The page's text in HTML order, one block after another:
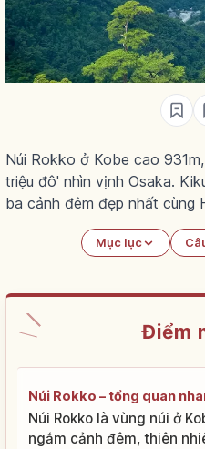
Núi Rokko ở Kobe cao
triệu đô' nhìn vịnh Osaka.
ba cảnh đêm đẹp nhất cùng
Mục lục
Điểm
Núi Rokko – tổng quan
Núi Rokko là vùng núi ở
ngắm cảnh đêm, thiên